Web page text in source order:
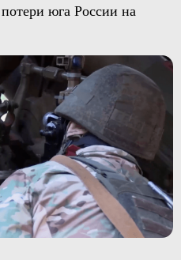
юга России на